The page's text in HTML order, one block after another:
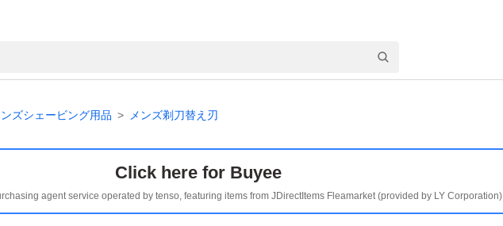
ンズシェービング用品 メンズ剃刀替え刃
Click here for Buyee
agent service operated by tenso, featuring items from JDirectItems Fleamarket (provided by LY Corporation)